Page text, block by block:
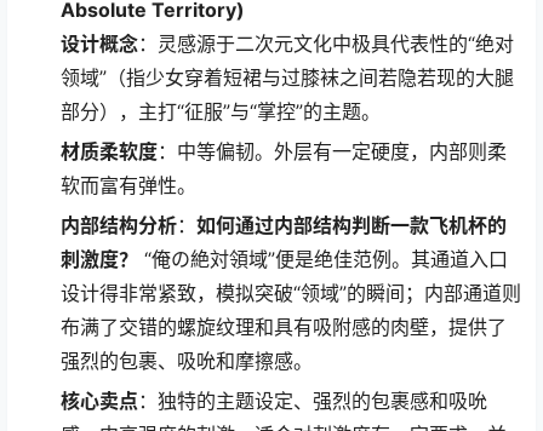
Absolute Territory)
设计概念：灵感源于二次元文化中极具代表性的“绝对
领域”（指少女穿着短裙与过膝袜之间若隐若现的大腿
部分），主打“征服”与“掌控”的主题。
材质柔软度：中等偏韧。外层有一定硬度，内部则柔
软而富有弹性。
内部结构分析： 如何通过内部结构判断一款飞机杯的
刺激度？
“俺の絶対領域”便是绝佳范例。其通道入口
设计得非常紧致，模拟突破“领域”的瞬间；内部通道则
布满了交错的螺旋纹理和具有吸附感的肉壁，提供了
强烈的包裹、吸吮和摩擦感。
核心卖点 ：独特的主题设定、强烈的包裹感和吸吮